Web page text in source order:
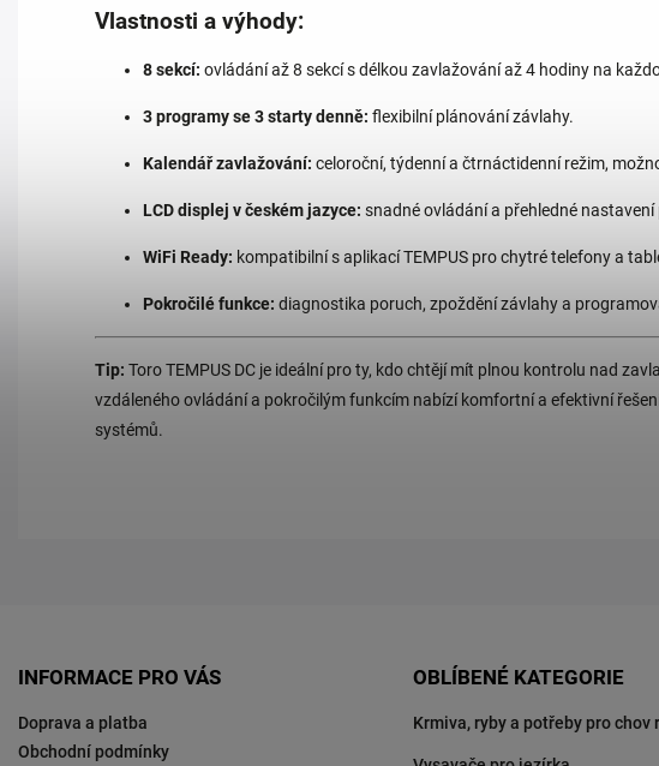
Vlastnosti a výhody:
8 sekcí: ovládání až 8 sekcí s délkou zavlažování až 4 hodiny na
3 programy se 3 starty denně: flexibilní plánování závlahy.
Kalendář zavlažování: celoroční, týdenní a čtrnáctidenní režim,
LCD displej v českém jazyce: snadné ovládání a přehledné
WiFi Ready: kompatibilní s aplikací TEMPUS pro chytré telefony a
Pokročilé funkce: diagnostika poruch, zpoždění závlahy a
Tip: Toro TEMPUS DC je ideální pro ty, kdo chtějí mít plnou kontrolu nad
vzdáleného ovládání a pokročilým funkcím nabízí komfortní a efektivní
systémů.
INFORMACE PRO VÁS
Doprava a platba
Obchodní podmínky
OBLÍBENÉ KATEGORIE
Krmiva, ryby a potřeby pro chov